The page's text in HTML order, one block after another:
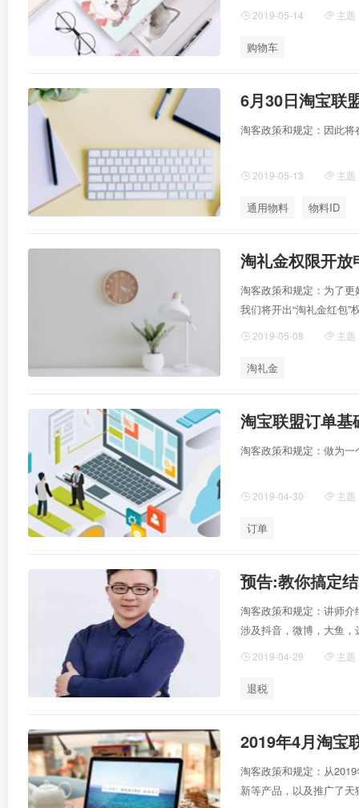
2019-05-14 主题
购物车
6月30日淘宝联
淘客政策和规定：因此
2019-05-13 主题
通用物料 物料ID
淘礼金权限开放
淘客政策和规定：为了
我们将开出“淘礼金红包
消费者，就赶紧来报名申
2019-05-08 主题
淘礼金
淘宝联盟订单基
淘客政策和规定：做为
2019-04-30 主题
订单
预告:教你搞定
淘客政策和规定：讲师
涉及抖音，微博，大鱼
2019-04-29 主题
退税
2019年4月淘宝
淘客政策和规定：从
新等产品，以及推广了